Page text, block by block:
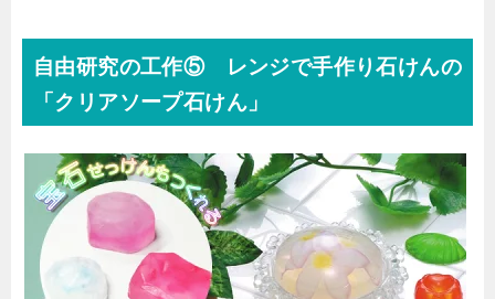
自由研究の工作⑤ レンジで手作り石けんの
「クリアソープ石けん」